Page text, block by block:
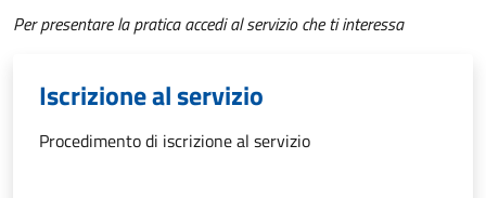
Per presentare la pratica accedi al servizio che ti interessa
Iscrizione al servizio
Procedimento di iscrizione al servizio